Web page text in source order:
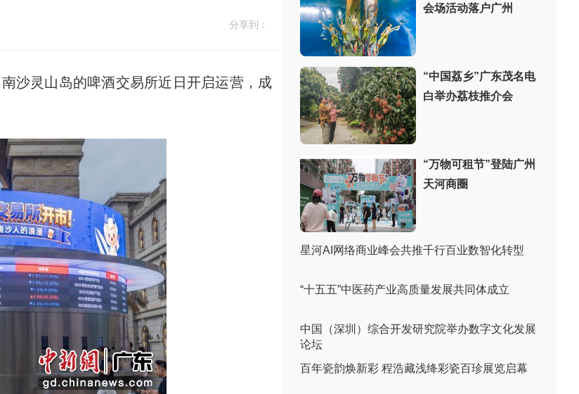
分享到：
灵山岛的啤酒交易所近日开启运营，成
会场活动落户广州
“中国荔乡”广东茂名电
白举办荔枝推介会
“万物可租节”登陆广州
天河商圈
星河AI网络商业峰会共推千行百业数智化转型
“十五五”中医药产业高质量发展共同体成立
中国（深圳）综合开发研究院举办数字文化发展
论坛
百年瓷韵焕新彩 程浩藏浅绛彩瓷百珍展览启幕